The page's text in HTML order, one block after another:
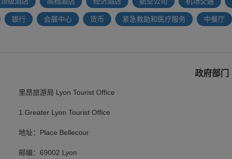
银行 会展中心 货币 紧急救助和医疗服务 中餐厅
政府部门
里昂旅游局 Lyon Tourist Office
1.Greater Lyon Tourist Office
地址：Place Bellecour
邮编：69002 Lyon